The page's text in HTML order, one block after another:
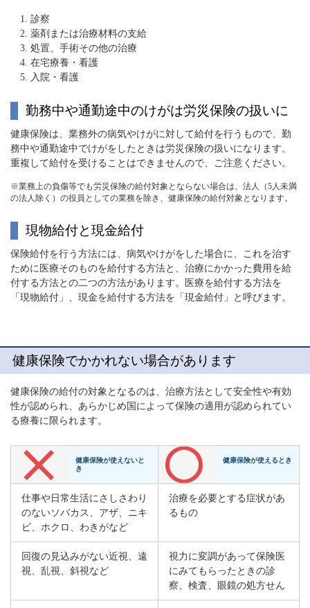
診察
薬剤または治療材料の支給
処置、手術その他の治療
在宅療養・看護
入院・看護
勤務中や通勤途中のけがは労災保険の扱いに
健康保険は、業務外の病気やけがに対して給付を行うもので、勤
務中や通勤途中でけがをしたときは労災保険の扱いになります。
重複して給付を受けることはできませんので、ご注意ください。
※業務上の負傷等でも労災保険の給付対象とならない場合は、法人（5人未満
の法人除く）の役員としての業務を除き、健康保険の給付対象となります。
現物給付と現金給付
保険給付を行う方法には、病気やけがをした場合に、これを治す
ために医療そのものを給付する方法と、治療にかかった費用を給
付する方法との二つの方法があります。医療を給付する方法を
「現物給付」、現金を給付する方法を「現金給付」と呼びます。
健康保険でかかれない場合があります
健康保険の給付の対象となるのは、治療方法として安全性や有効
性が認められ、あらかじめ国によって保険の適用が認められてい
る療養に限られます。
健康保険が使えないと
き
健康保険が使えるとき
仕事や日常生活にさしさわり
のないソバカス、アザ、ニキ
ビ、ホクロ、わきがなど
治療を必要とする症状があ
るもの
回復の見込みがない近視、遠
視、乱視、斜視など
視力に変調があって保険医
にみてもらったときの診
察、検査、眼鏡の処方せん